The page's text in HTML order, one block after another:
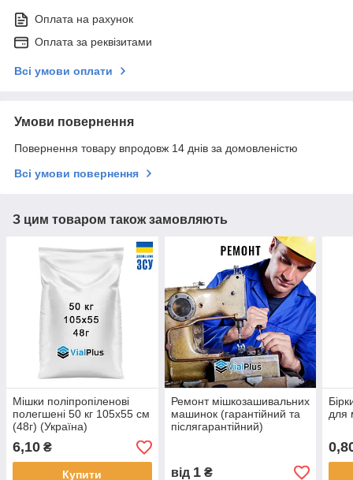
Оплата на рахунок
Оплата за реквізитами
Всі умови оплати
Умови повернення
Повернення товару впродовж 14 днів за домовленістю
Всі умови повернення
З цим товаром також замовляють
Мішки поліпропіленові
полегшені 50 кг 105х55 см
(48г) (Україна)
6,10 ₴
Купити
Ремонт мішкозашивальних
машинок (гарантійний та
післягарантійний)
від 1₴
для